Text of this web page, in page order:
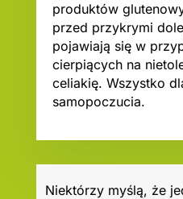
produktów
przed przykrymi
pojawiają się w
cierpiących na
celiakię. Wszystko
samopoczucia.
Niektórzy myślą, że